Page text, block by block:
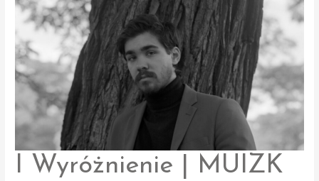
I Wyróżnienie | MUIZK